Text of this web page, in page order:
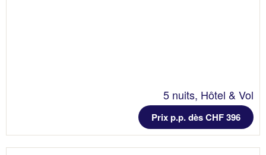
5 nuits, Hôtel & Vol
Prix p.p. dès CHF 396